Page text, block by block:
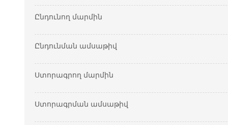
Ընդունող մարմին
Ընդունման ամսաթիվ
Ստորագրող մարմին
Ստորագրման ամսաթիվ